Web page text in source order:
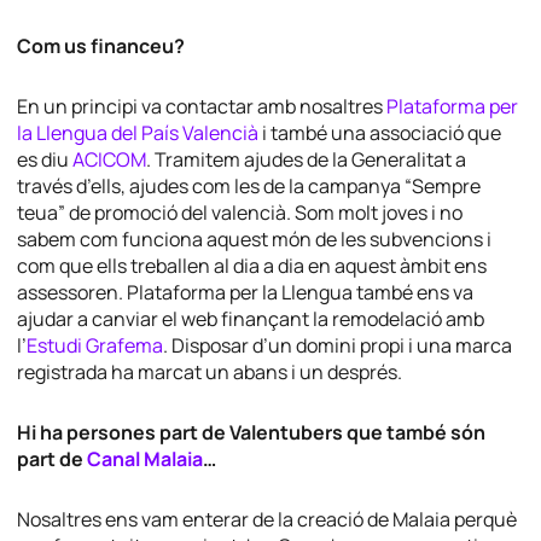
Com us financeu?
En un principi va contactar amb nosaltresPlataforma per
la Llengua del País Valencià i també una associació que
es diuACICOM. Tramitem ajudes de la Generalitat a
través d’ells, ajudes com les de la campanya “Sempre
teua” de promoció del valencià. Som molt joves i no
sabem com funciona aquest món de les subvencions i
com que ells treballen al dia a dia en aquest àmbit ens
assessoren. Plataforma per la Llengua també ens va
ajudar a canviar el web finançant la remodelació amb
l’Estudi Grafema. Disposar d’un domini propi i una marca
registrada ha marcat un abans i un després.
Hi ha persones part de Valentubers que també són
part deCanal Malaia…
Nosaltres ens vam enterar de la creació de Malaia perquè